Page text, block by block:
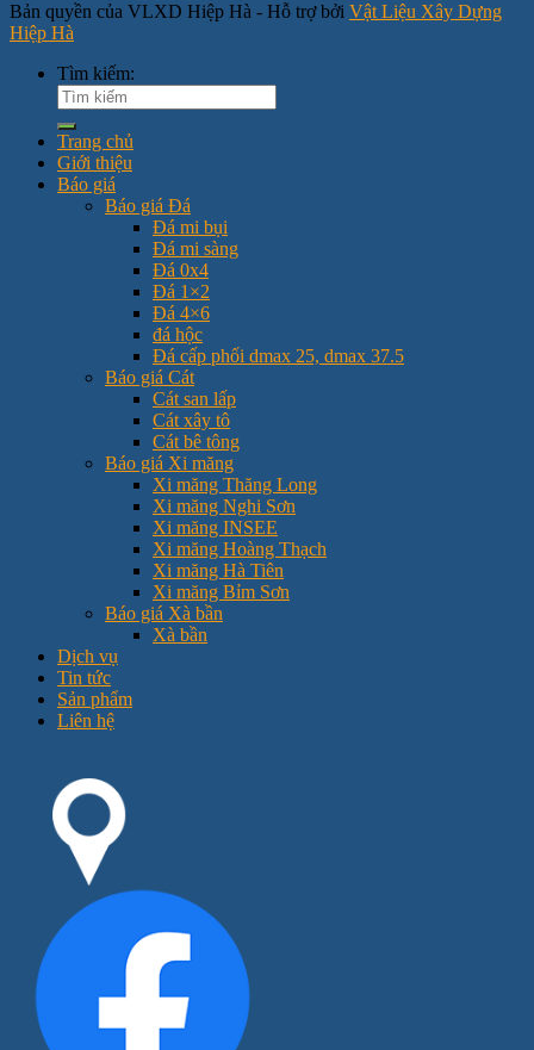
Bản quyền của VLXD Hiệp Hà - Hỗ trợ bởi Vật Liệu Xây Dựng
Hiệp Hà
Tìm kiếm:
Trang chủ
Giới thiệu
Báo giá
Báo giá Đá
Đá mi bụi
Đá mi sàng
Đá 0x4
Đá 1×2
Đá 4×6
đá hộc
Đá cấp phối dmax 25, dmax 37.5
Báo giá Cát
Cát san lấp
Cát xây tô
Cát bê tông
Báo giá Xi măng
Xi măng Thăng Long
Xi măng Nghi Sơn
Xi măng INSEE
Xi măng Hoàng Thạch
Xi măng Hà Tiên
Xi măng Bỉm Sơn
Báo giá Xà bần
Xà bần
Dịch vụ
Tin tức
Sản phẩm
Liên hệ